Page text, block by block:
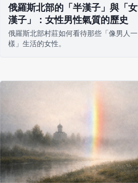
俄羅斯北部的「半漢子」與「女
漢子」：女性男性氣質的歷史
俄羅斯北部村莊如何看待那些「像男人一
樣」生活的女性。